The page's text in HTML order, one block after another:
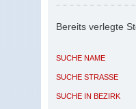
Bereits verlegte
SUCHE NAME
SUCHE STRASSE
SUCHE IN BEZIRK